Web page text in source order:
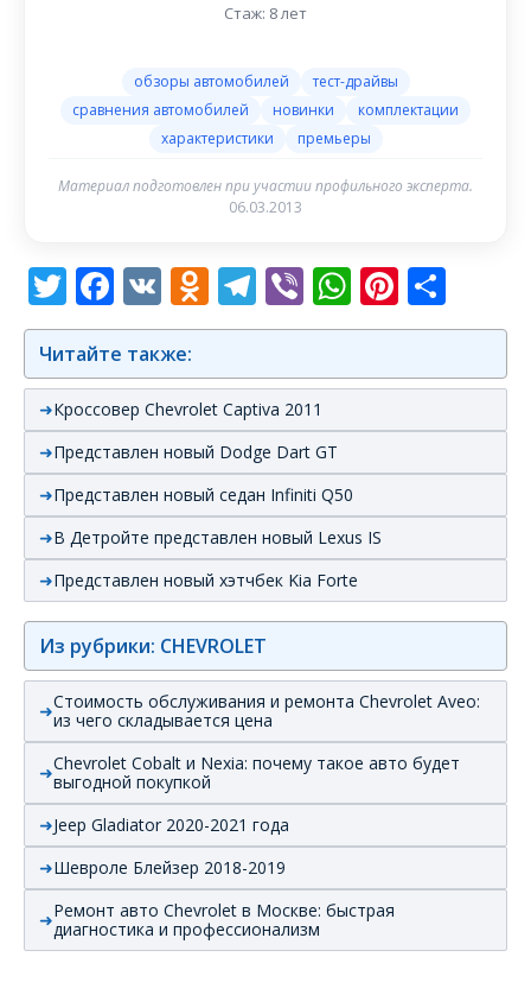
Стаж: 8 лет
обзоры автомобилей
тест-драйвы
сравнения автомобилей
новинки
комплектации
характеристики
премьеры
Материал подготовлен при участии профильного эксперта.
06.03.2013
Twitter
Facebook
VK Odnoklassniki
Telegram
Viber
Читайте также:
Кроссовер Chevrolet Captiva 2011
Представлен новый Dodge Dart GT
Представлен новый седан Infiniti Q50
В Детройте представлен новый Lexus IS
Представлен новый хэтчбек Kia Forte
Из рубрики: CHEVROLET
Стоимость обслуживания и ремонта Chevrolet Aveo:
из чего складывается цена
Chevrolet Cobalt и Nexia: почему такое авто будет
выгодной покупкой
Jeep Gladiator 2020-2021 года
Шевроле Блейзер 2018-2019
Ремонт авто Chevrolet в Москве: быстрая
диагностика и профессионализм